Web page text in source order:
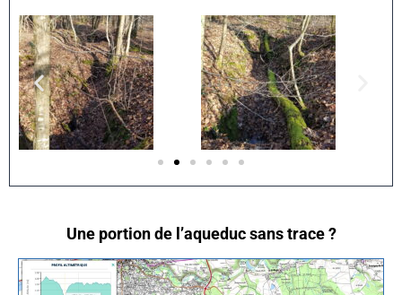
Une portion de l’aqueducsans trace?